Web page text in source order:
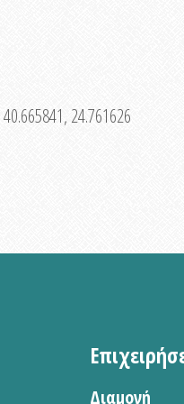
40.665841, 24.761626
Διαμονή